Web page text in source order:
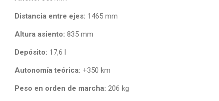
Distancia entre ejes: 1465 mm
Altura asiento: 835 mm
Depósito: 17,6 l
Autonomía teórica: +350 km
Peso en orden de marcha: 206 kg